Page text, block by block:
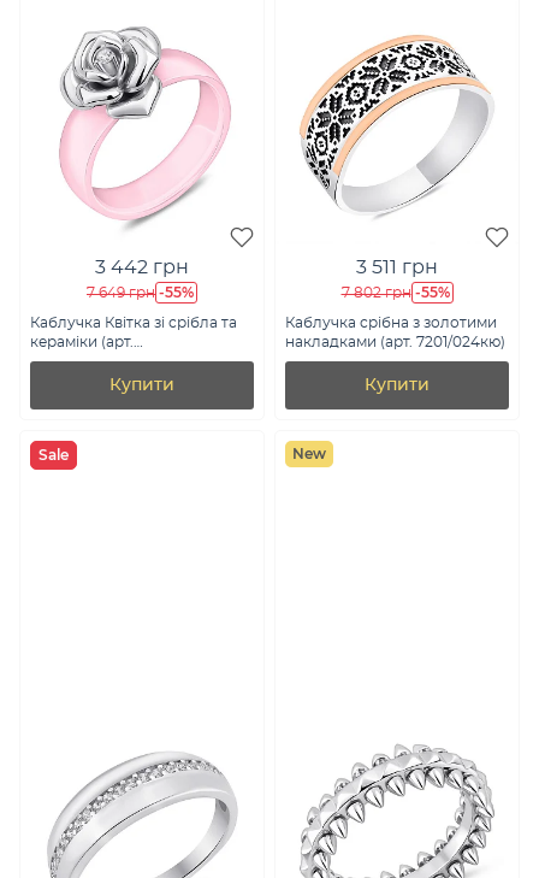
3 442 грн
7 649 грн -55%
Каблучка Квітка зі срібла та
кераміки (арт.
7501/1540206кмр)
Купити
3 511 грн
7 802 грн -55%
Каблучка срібна з золотими
накладками (арт. 7201/024кю)
Купити
Sale New